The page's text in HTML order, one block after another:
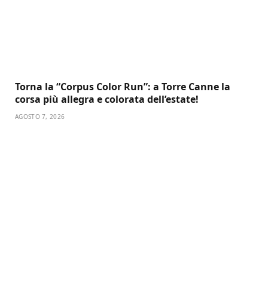
Torna la “Corpus Color Run”: a Torre Canne la
corsa più allegra e colorata dell’estate!
AGOSTO 7, 2026